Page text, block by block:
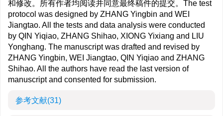
和修改。所有作者均阅读并同意最终稿件的提交。The test
protocol was designed by ZHANG Yingbin and WEI
Jiangtao. All the tests and data analysis were conducted
by QIN Yiqiao, ZHANG Shihao, XIONG Yixiang and LIU
Yonghang. The manuscript was drafted and revised by
ZHANG Yingbin, WEI Jiangtao, QIN Yiqiao and ZHANG
Shihao. All the authors have read the last version of
manuscript and consented for submission.
参考文献(31)